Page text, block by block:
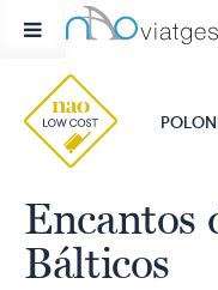
Encantos
Bálticos